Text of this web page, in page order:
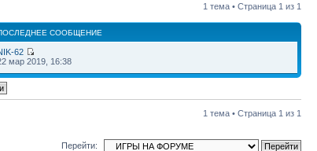
1 тема • Страница 1 из 1
СООБЩЕНИЕ
62
мар 2019, 16:38
1 тема • Страница 1 из 1
Перейти: